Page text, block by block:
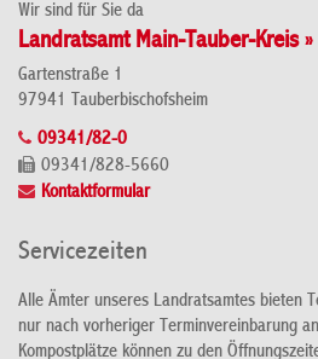
Wir sind für Sie da
Landratsamt Main-Tauber-Kreis »
Gartenstraße 1
97941 Tauberbischofsheim
09341/82-0
09341/828-5660
Kontaktformular
Servicezeiten
Alle Ämter unseres Landratsamtes bieten
nur nach vorheriger Terminvereinbarung
Kompostplätze können zu den